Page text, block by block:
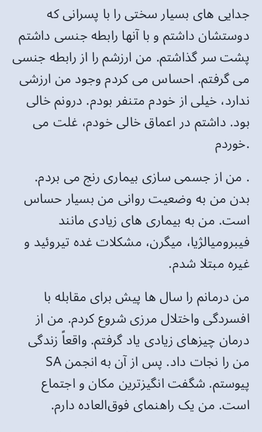
جدایی های بسیار سختی را با پسرانی که
دوستشان داشتم و با آنها رابطه جنسی داشتم
پشت سر گذاشتم. من ارزشم را از رابطه جنسی
می گرفتم. احساس می کردم وجود من ارزشی
ندارد، خیلی از خودم متنفر بودم. درونم خالی
بود. داشتم در اعماق خالی خودم، غلت می
خوردم.
. من از جسمی سازی بیماری رنج می بردم.
بدن من به وضعیت روانی من بسیار حساس
است. من به بیماری های زیادی مانند
فیبرومیالژیا، میگرن، مشکلات غده تیروئید و
غیره مبتلا شدم.
من درمانم را سال ها پیش برای مقابله با
افسردگی واختلال مرزی شروع کردم. من از
درمان چیزهای زیادی یاد گرفتم. واقعاً زندگی
من را نجات داد. پس از آن به انجمن SA
پیوستم. شگفت انگیزترین مکان و اجتماع
است. من یک راهنمای فوق‌العاده دارم.